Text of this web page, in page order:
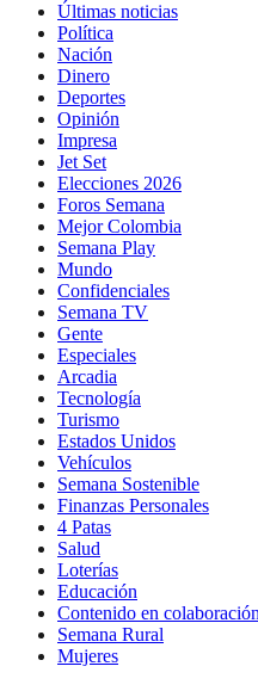
Últimas noticias
Política
Nación
Dinero
Deportes
Opinión
Impresa
Jet Set
Elecciones 2026
Foros Semana
Mejor Colombia
Semana Play
Mundo
Confidenciales
Semana TV
Gente
Especiales
Arcadia
Tecnología
Turismo
Estados Unidos
Vehículos
Semana Sostenible
Finanzas Personales
4 Patas
Salud
Loterías
Educación
Contenido en colaboración
Semana Rural
Mujeres